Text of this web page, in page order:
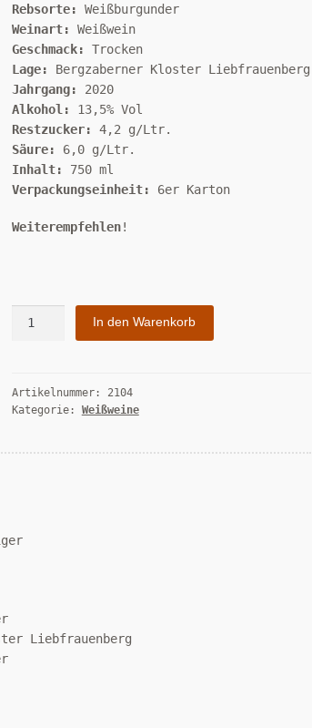
Rebsorte:
Weißburgunder
Weinart:
Weißwein
Geschmack:
Trocken
Lage:
Bergzaberner Kloster Liebfrauenberg
Jahrgang:
2020
Alkohol:
13,5% Vol
Restzucker:
4,2 g/Ltr.
Säure:
6,0 g/Ltr.
Inhalt:
750 ml
Verpackungseinheit:
6er Karton
Weiterempfehlen!
750
ml
In den Warenkorb
Artikelnummer: 2104
Kategorie: Weißweine
Liebfrauenberg